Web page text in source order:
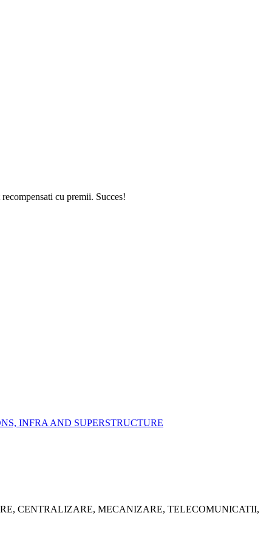
cu premii. Succes!
INFRA AND SUPERSTRUCTURE
CENTRALIZARE, MECANIZARE, TELECOMUNICATII,